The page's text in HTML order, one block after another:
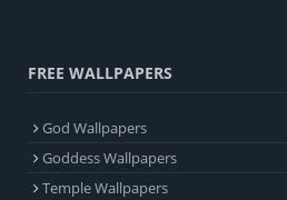
FREE WALLPAPERS
God Wallpapers
Goddess Wallpapers
Temple Wallpapers